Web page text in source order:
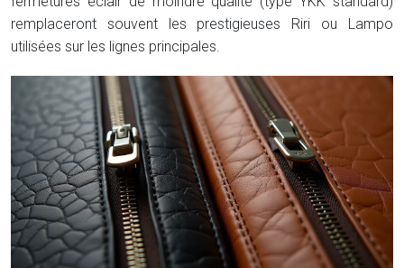
remplaceront souvent les prestigieuses Riri ou Lampo
utilisées sur les lignes principales.